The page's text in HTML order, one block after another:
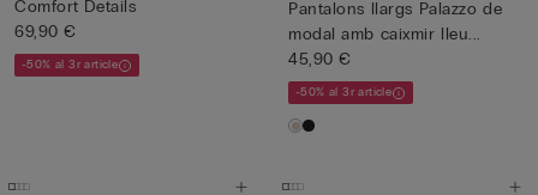
Comfort Details
69,90 €
-50% al 3r article
Pantalons llargs Palazzo de
modal amb caixmir lleu...
45,90 €
-50% al 3r article